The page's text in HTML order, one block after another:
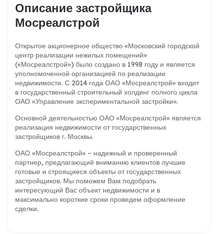
Описание застройщика
Мосреалстрой
Открытое акционерное общество «Московский городской
центр реализации нежилых помещений»
(«Мосреалстрой») было создано в 1998 году и является
уполномоченной организацией по реализации
недвижимости. С 2014 года ОАО «Мосреалстрой» входит
в государственный строительный холдинг полного цикла
ОАО «Управление экспериментальной застройки».
Основной деятельностью ОАО «Мосреалстрой» является
реализация недвижимости от государственных
застройщиков г. Москвы.
ОАО «Мосреалстрой» – надежный и проверенный
партнер, предлагающий вниманию клиентов лучшие
готовые и строящиеся объекты от государственных
застройщиков. Мы поможем Вам подобрать
интересующий Вас объект недвижимости и в
максимально короткие сроки проведем оформление
сделки.